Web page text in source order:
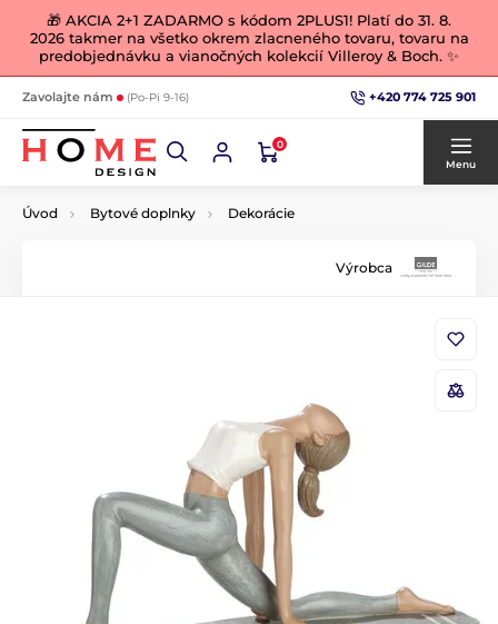
🎁 AKCIA 2+1 ZADARMO s kódom 2PLUS1! Platí do 31. 8.
2026 takmer na všetko okrem zlacneného tovaru, tovaru na
predobjednávku a vianočných kolekcií Villeroy & Boch. ✨
Zavolajte nám (Po-Pi 9-16) +420 774 725 901
0
Menu
Úvod Bytové doplnky Dekorácie
Výrobca